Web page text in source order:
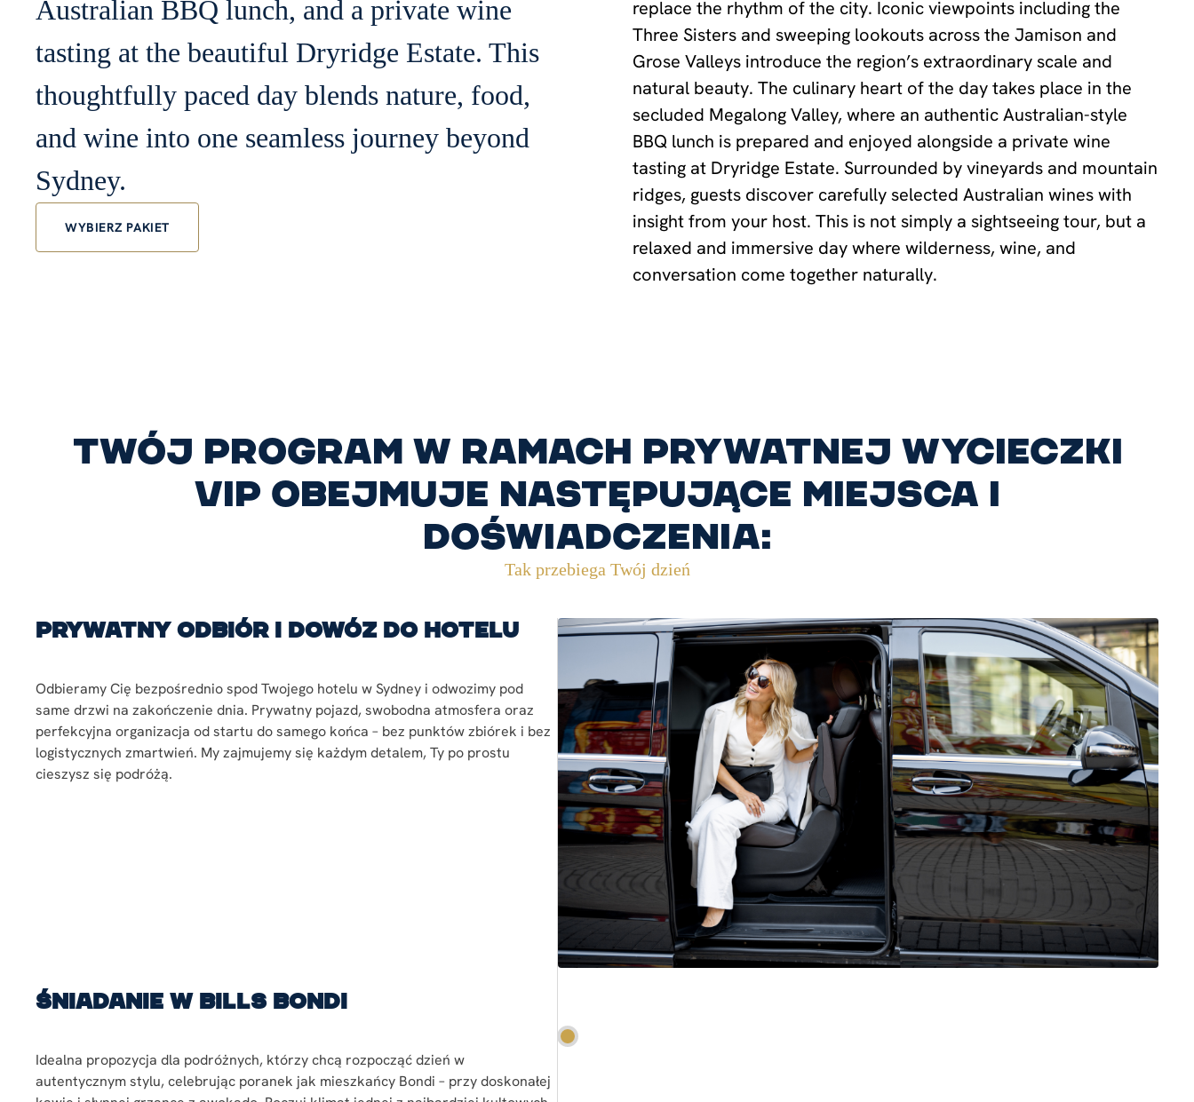
Australian BBQ lunch, and a private wine
tasting at the beautiful Dryridge Estate. This
thoughtfully paced day blends nature, food,
and wine into one seamless journey beyond
Sydney.
WYBIERZ PAKIET
replace the rhythm of the city. Iconic viewpoints including the
Three Sisters and sweeping lookouts across the Jamison and
Grose Valleys introduce the region’s extraordinary scale and
natural beauty. The culinary heart of the day takes place in the
secluded Megalong Valley, where an authentic Australian-style
BBQ lunch is prepared and enjoyed alongside a private wine
tasting at Dryridge Estate. Surrounded by vineyards and mountain
ridges, guests discover carefully selected Australian wines with
insight from your host. This is not simply a sightseeing tour, but a
relaxed and immersive day where wilderness, wine, and
conversation come together naturally.
Twój program w ramach prywatnej wycieczki
VIP obejmuje następujące miejsca i
doświadczenia:
Tak przebiega Twój dzień
Prywatny odbiór i dowóz do hotelu
Odbieramy Cię bezpośrednio spod Twojego hotelu w Sydney i odwozimy pod
same drzwi na zakończenie dnia. Prywatny pojazd, swobodna atmosfera oraz
perfekcyjna organizacja od startu do samego końca – bez punktów zbiórek i bez
logistycznych zmartwień. My zajmujemy się każdym detalem, Ty po prostu
cieszysz się podróżą.
Śniadanie w Bills Bondi
Idealna propozycja dla podróżnych, którzy chcą rozpocząć dzień w
autentycznym stylu, celebrując poranek jak mieszkańcy Bondi – przy doskonałej